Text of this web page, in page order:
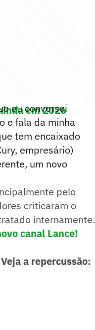
em 2026
eu conversei
e fala da minha
tem encaixado
empresário)
um novo
pelo
criticaram o
internamente.
canal Lance!
Veja a repercussão: